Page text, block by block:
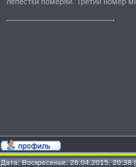
Дата: Воскресенье, 26.04.2015,